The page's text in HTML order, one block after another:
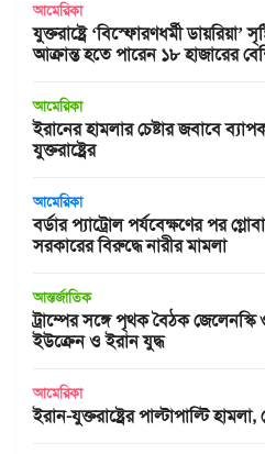
আমেরিকা
যুক্তরাষ্ট্রে ‘বিস্ফোরণধর্মী ডায়রিয়া’
আক্রান্ত হতে পারেন ১৮ হাজারের
আমেরিকা
ইরানের হামলার চেষ্টার জবাবে
যুক্তরাষ্ট্রের
আমেরিকা
বর্ডার প্যাট্রোল পর্যবেক্ষণের পর
সরকারের বিরুদ্ধে নারীর মামলা
আন্তর্জাতিক
ট্রাম্পের সঙ্গে পৃথক বৈঠক
ইউক্রেন ও ইরান যুদ্ধ
আমেরিকা
ইরান-যুক্তরাষ্ট্রের পাল্টাপাল্টি